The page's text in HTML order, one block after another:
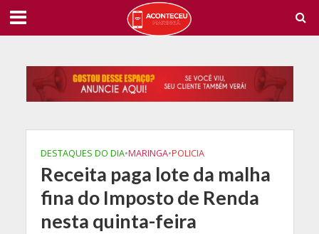
DESTAQUES DO DIA•MARINGA•POLICIA
Receita paga lote da malha
fina do Imposto de Renda
nesta quinta-feira